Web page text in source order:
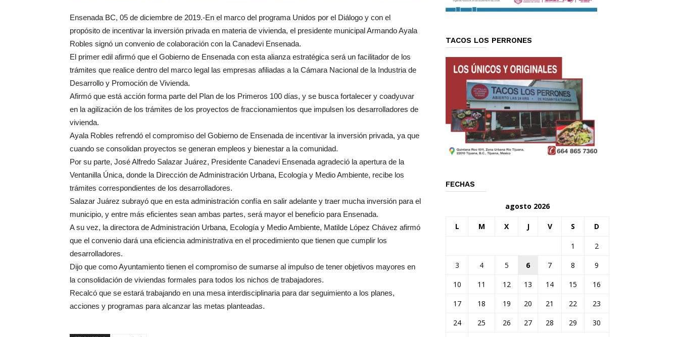
Ensenada BC, 05 de diciembre de 2019.-En el marco del programa Unidos por el Diálogo y con el
propósito de incentivar la inversión privada en materia de vivienda, el presidente municipal Armando Ayala
Robles signó un convenio de colaboración con la Canadevi Ensenada.
El primer edil afirmó que el Gobierno de Ensenada con esta alianza estratégica será un facilitador de los
trámites que realice dentro del marco legal las empresas afiliadas a la Cámara Nacional de la Industria de
Desarrollo y Promoción de Vivienda.
Afirmó que está acción forma parte del Plan de los Primeros 100 días, y se busca fortalecer y coadyuvar
en la agilización de los trámites de los proyectos de fraccionamientos que impulsen los desarrolladores de
vivienda.
Ayala Robles refrendó el compromiso del Gobierno de Ensenada de incentivar la inversión privada, ya que
cuando se consolidan proyectos se generan empleos y bienestar a la comunidad.
Por su parte, José Alfredo Salazar Juárez, Presidente Canadevi Ensenada agradeció la apertura de la
Ventanilla Única, donde la Dirección de Administración Urbana, Ecología y Medio Ambiente, recibe los
trámites correspondientes de los desarrolladores.
Salazar Juárez subrayó que en esta administración confía en salir adelante y traer mucha inversión para el
municipio, y entre más eficientes sean ambas partes, será mayor el beneficio para Ensenada.
A su vez, la directora de Administración Urbana, Ecología y Medio Ambiente, Matilde López Chávez afirmó
que el convenio dará una eficiencia administrativa en el procedimiento que tienen que cumplir los
desarrolladores.
Dijo que como Ayuntamiento tienen el compromiso de sumarse al impulso de tener objetivos mayores en
la consolidación de viviendas formales para todos los nichos de trabajadores.
Recalcó que se estará trabajando en una mesa interdisciplinaria para dar seguimiento a los planes,
acciones y programas para alcanzar las metas planteadas.
TACOS LOS PERRONES
FECHAS
agosto 2026
L M X J V S D
1
2
3
4 5 6 7 8
9
10
11 12 13 14 15
16
17
18 19 20 21 22
23
24
25 26 27 28 29
30